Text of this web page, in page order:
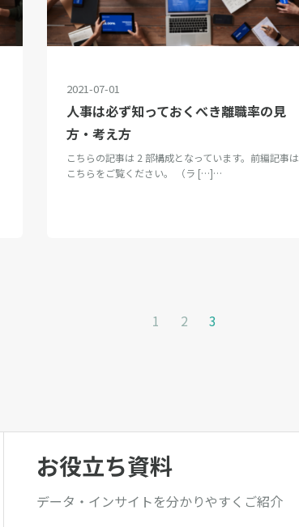
2021-07-01
人事は必ず知っておくべき離職率の見
方・考え方
こちらの記事は 2 部構成となっています。前編記事は
こちらをご覧ください。 （ラ […]…
1 2 3
お役立ち資料
データ・インサイトを分かりやすくご紹介